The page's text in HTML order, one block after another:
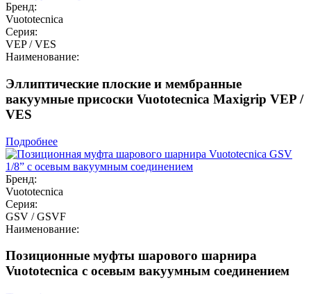
Бренд:
Vuototecnica
Серия:
VEP / VES
Наименование:
Эллиптические плоские и мембранные
вакуумные присоски Vuototecnica Maxigrip VEP /
VES
Подробнее
Бренд:
Vuototecnica
Серия:
GSV / GSVF
Наименование:
Позиционные муфты шарового шарнира
Vuototecnica с осевым вакуумным соединением